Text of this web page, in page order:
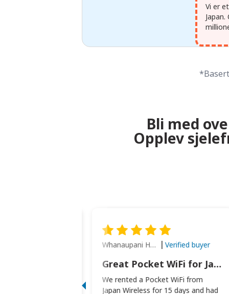
Vi er
Bli med
Opplev
Whanaupani Henry Joseph Macown Verified buyer
Great Pocket WiFi for Japan Travel
We rented a Pocket WiFi from
Japan Wireless for 15 days and had